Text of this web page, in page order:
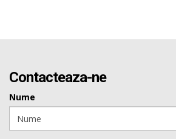
Contacteaza-ne
Nume